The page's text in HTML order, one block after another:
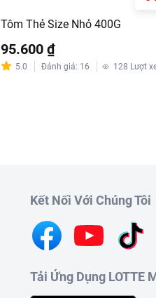
Tôm Thẻ Size Nhỏ 400G
95.600 ₫
5.0 Đánh giá: 16 128 Lượt
Kết Nối Với Chúng Tôi
Tải Ứng Dụng LOTTE